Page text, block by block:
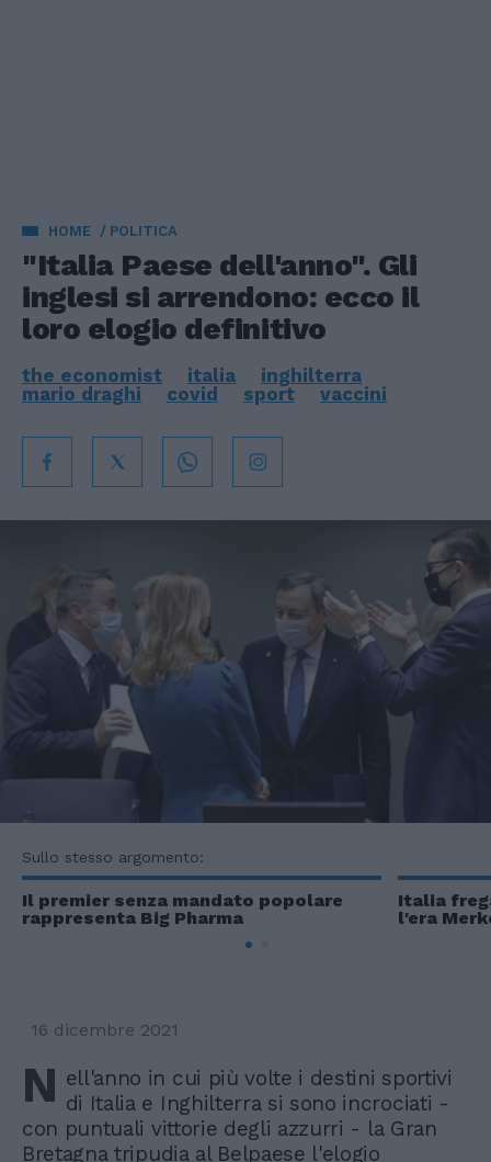
HOME POLITICA
"Italia Paese dell'anno". Gli
inglesi si arrendono: ecco il
loro elogio definitivo
the economist italia
inghilterra
mario draghi
covid sport vaccini
Sullo stesso argomento:
Il premier senza mandato popolare
rappresenta Big Pharma
Italia
l'era
16 dicembre 2021
N ell'anno in cui più volte i destini sportivi
di Italia e Inghilterra si sono incrociati -
con puntuali vittorie degli azzurri - la Gran
Bretagna tripudia al Belpaese l'elogio